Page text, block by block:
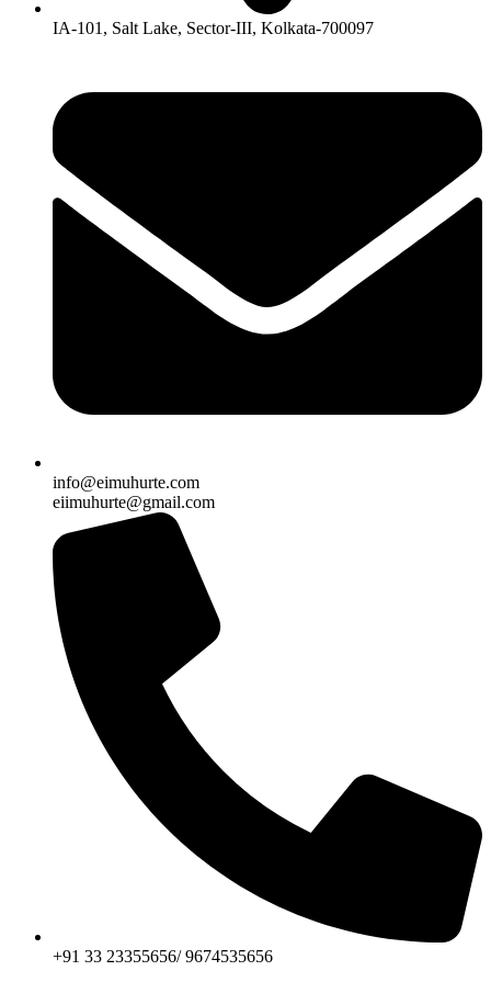
IA-101, Salt Lake, Sector-III, Kolkata-700097
info@eimuhurte.com
eiimuhurte@gmail.com
+91 33 23355656/ 9674535656